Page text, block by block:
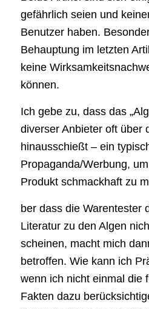
gefährlich seien und
Benutzer haben.
Behauptung im letzten
keine
können.
Ich gebe zu, dass das
diverser Anbieter oft über
hinausschießt – ein
Propaganda/Werbung,
Produkt schmackhaft zu
ber dass die Warentester
Literatur zu den Algen
scheinen, macht mich
betroffen. Wie kann ich
wenn ich nicht einmal die
Fakten dazu